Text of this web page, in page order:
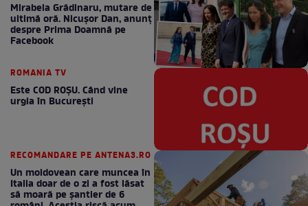
Mirabela Grădinaru, mutare de
ultimă oră. Nicuşor Dan, anunţ
despre Prima Doamnă pe
Facebook
ROMANIA TV
Este COD ROŞU. Când vine
urgia în Bucureşti
RECOMANDARE PE ANTENA3.RO
Un moldovean care muncea în
Italia doar de o zi a fost lăsat
să moară pe şantier de 6